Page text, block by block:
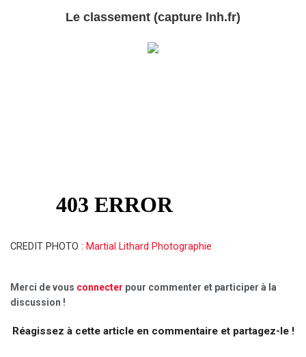
Le classement (capture lnh.fr)
CREDIT PHOTO : Martial Lithard Photographie
Merci de vous connecter pour commenter et participer à la
discussion !
Réagissez à cette article en commentaire et partagez-le !